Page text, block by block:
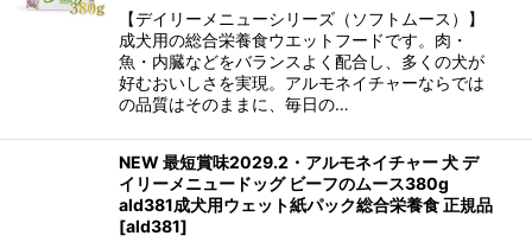
【デイリーメニューシリーズ（ソフトムース）】
成犬用の総合栄養食ウエットフードです。肉・
魚・内臓などをバランスよく配合し、多くの犬が
好むおいしさを実現。アルモネイチャーならでは
の品質はそのままに、毎日の…
NEW 最短賞味2029.2・アルモネイチャー 犬 デ
イリーメニュードッグ ビーフのムース380g
ald381成犬用ウェット紙パック総合栄養食 正規品
[ald381]